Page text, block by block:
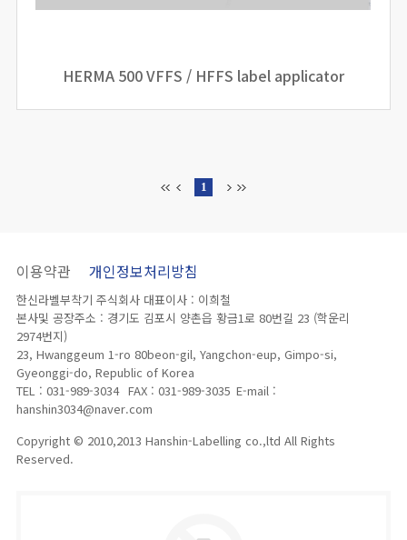
HERMA 500 VFFS / HFFS label applicator
1
이용약관 개인정보처리방침
한신라벨부착기 주식회사 대표이사 : 이희철
본사및 공장주소 : 경기도 김포시 양촌읍 황금1로 80번길 23 (학운리
2974번지)
23, Hwanggeum 1-ro 80beon-gil, Yangchon-eup, Gimpo-si,
Gyeonggi-do, Republic of Korea
TEL : 031-989-3034 FAX : 031-989-3035 E-mail :
hanshin3034@naver.com
Copyright © 2010,2013 Hanshin-Labelling co.,ltd All Rights
Reserved.